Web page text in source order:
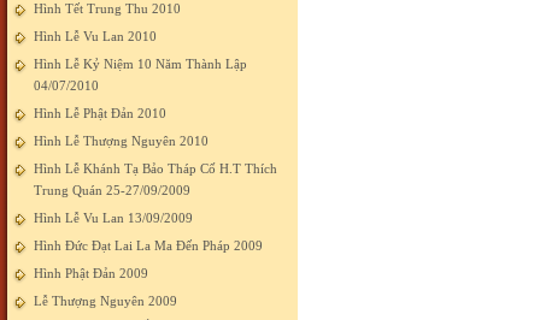
Hình Tết Trung Thu 2010
Hình Lễ Vu Lan 2010
Hình Lễ Kỷ Niệm 10 Năm Thành Lập
04/07/2010
Hình Lễ Phật Đản 2010
Hình Lễ Thượng Nguyên 2010
Hình Lễ Khánh Tạ Bảo Tháp Cố H.T Thích
Trung Quán 25-27/09/2009
Hình Lễ Vu Lan 13/09/2009
Hình Đức Đạt Lai La Ma Đến Pháp 2009
Hình Phật Đản 2009
Lễ Thượng Nguyên 2009